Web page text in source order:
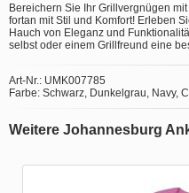
Bereichern Sie Ihr Grillvergnügen
fortan mit Stil und Komfort! Erleben
Hauch von Eleganz und
selbst oder einem Grillfreund eine
Art-Nr.: UMK007785
Farbe: Schwarz, Dunkelgrau, Navy,
Weitere Johannesburg